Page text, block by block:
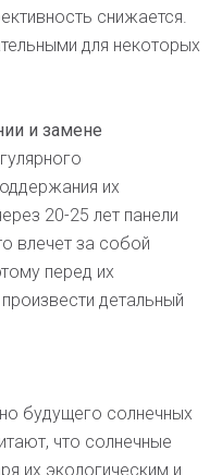
снижается.
для некоторых
и замене
их
20-25 лет панели
влечет за собой
перед их
детальный
будущего солнечных
что солнечные
их экологическим и